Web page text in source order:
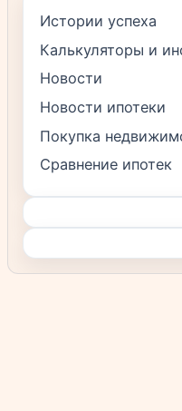
Истории успеха
Калькуляторы и
Новости
Новости ипотеки
Покупка
Сравнение ипотек